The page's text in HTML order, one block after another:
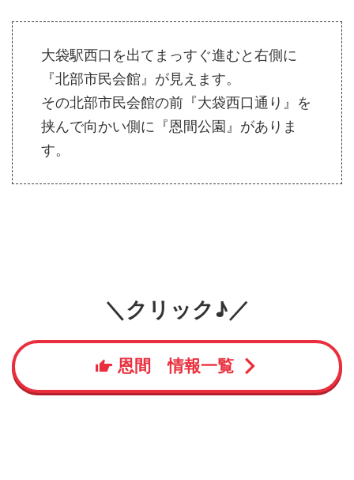
大袋駅西口を出てまっすぐ進むと右側に
『北部市民会館』が見えます。
その北部市民会館の前『大袋西口通り』を
挟んで向かい側に『恩間公園』がありま
す。
＼クリック♪／
恩間 情報一覧